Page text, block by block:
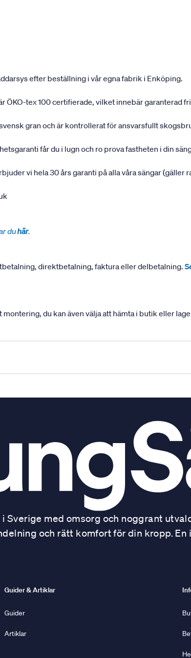
efter beställning i vår egna fabrik i Enköping.
ÖKO-tex 100 certifierade, vilket innebär garanterad
gran och är kontrollerat för ansvarsfullt
får du i lugn och ro prova fastheten i din
vi hela 30 års garanti på alla våra sängar (gäller
duhär.
direktbetalning, faktura eller delbetalning.
du kan även välja att hämta i butik eller
Sverige med omsorg och noggrant
och rätt komfort för din kropp.
Guider & Artiklar
Guider
Artiklar